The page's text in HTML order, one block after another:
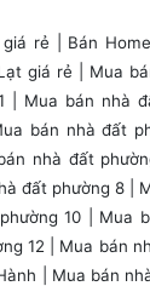
rẻ Bán
giá rẻ
Mua
Mua bán nhà
bán nhà đất
nhà đất
đất phường 8
10 Mua
12 | Mua bán
Mua bán